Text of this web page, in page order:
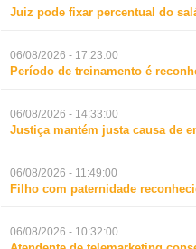
Juiz pode fixar percentual do
06/08/2026 - 17:23:00
Período de treinamento é
06/08/2026 - 14:33:00
Justiça mantém justa causa de
06/08/2026 - 11:49:00
Filho com paternidade
06/08/2026 - 10:32:00